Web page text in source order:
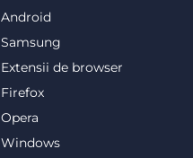
Android
Samsung
Extensii de browser
Firefox
Opera
Windows